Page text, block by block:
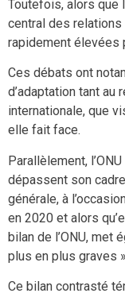
Toutefois, alors que
central des
rapidement élevées
Ces débats ont
d’adaptation tant
internationale, que
elle fait face.
Parallèlement,
dépassent son
générale, à
en 2020 et alors
bilan de l’ONU, met
plus en plus graves
Ce bilan contrasté